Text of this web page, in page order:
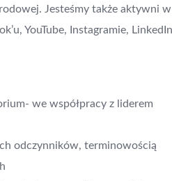
Jesteśmy także aktywni w
YouTube, Instagramie,
we współpracy z liderem
odczynników, terminowością